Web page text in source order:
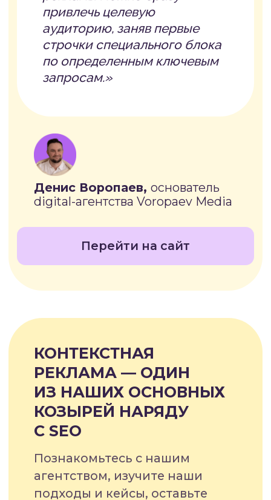
РАБОТА С ИНФЛЮЕНСЕРАМИ
PR И ПУБЛИКАЦИИ В СМИ
УЧАСТИЕ В ВЫСТАВКАХ
И МЕРОПРИЯТИЯХ
АНАЛИТИКА
И ОТСЛЕЖИВАНИЕ
РЕЗУЛЬТАТОВ